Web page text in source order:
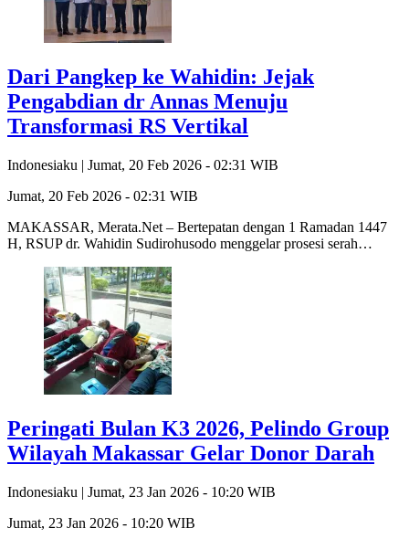
Dari Pangkep ke Wahidin: Jejak
Pengabdian dr Annas Menuju
Transformasi RS Vertikal
Indonesiaku | Jumat, 20 Feb 2026 - 02:31 WIB
Jumat, 20 Feb 2026 - 02:31 WIB
MAKASSAR, Merata.Net – Bertepatan dengan 1 Ramadan 1447
H, RSUP dr. Wahidin Sudirohusodo menggelar prosesi serah…
Peringati Bulan K3 2026, Pelindo Group
Wilayah Makassar Gelar Donor Darah
Indonesiaku | Jumat, 23 Jan 2026 - 10:20 WIB
Jumat, 23 Jan 2026 - 10:20 WIB